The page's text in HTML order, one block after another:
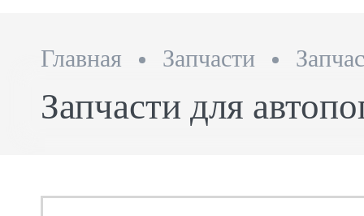
Главная Запчасти
Запчасти для